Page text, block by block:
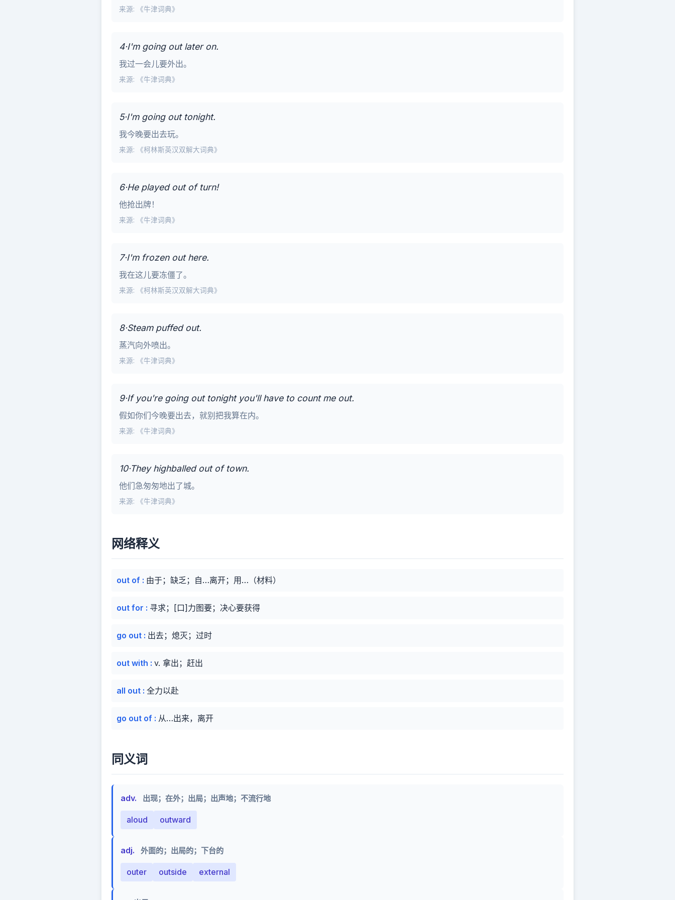
来源: 《牛津词典》
4·I'm going out later on.
我过一会儿要外出。
来源: 《牛津词典》
5·I'm going out tonight.
我今晚要出去玩。
来源: 《柯林斯英汉双解大词典》
6·He played out of turn!
他抢出牌！
来源: 《牛津词典》
7·I'm frozen out here.
我在这儿要冻僵了。
来源: 《柯林斯英汉双解大词典》
8·Steam puffed out.
蒸汽向外喷出。
来源: 《牛津词典》
9·If you're going out tonight you'll have to count me out.
假如你们今晚要出去，就别把我算在内。
来源: 《牛津词典》
10·They highballed out of town.
他们急匆匆地出了城。
来源: 《牛津词典》
网络释义
out of : 由于；缺乏；自…离开；用…（材料）
out for : 寻求；[口]力图要；决心要获得
go out : 出去；熄灭；过时
out with : v. 拿出；赶出
all out : 全力以赴
go out of : 从…出来，离开
同义词
adv. 出现；在外；出局；出声地；不流行地
aloud outward
adj. 外面的；出局的；下台的
outer outside external